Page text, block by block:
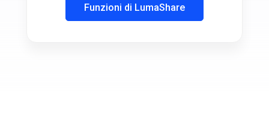
Funzioni di LumaShare